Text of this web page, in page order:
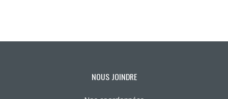
NOUS JOINDRE